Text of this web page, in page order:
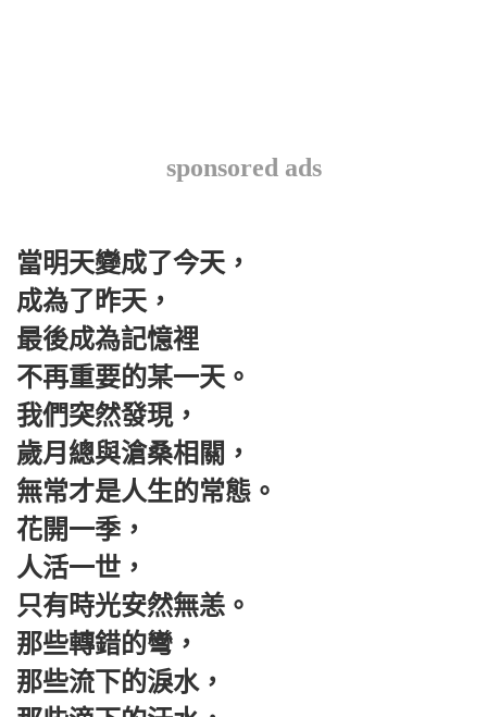
sponsored ads
當明天變成了今天，
成為了昨天，
最後成為記憶裡
不再重要的某一天。
我們突然發現，
歲月總與滄桑相關，
無常才是人生的常態。
花開一季，
人活一世，
只有時光安然無恙。
那些轉錯的彎，
那些流下的淚水，